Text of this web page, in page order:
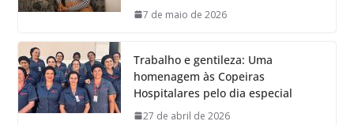
7 de maio de 2026
Trabalho e gentileza: Uma
homenagem às Copeiras
Hospitalares pelo dia especial
27 de abril de 2026